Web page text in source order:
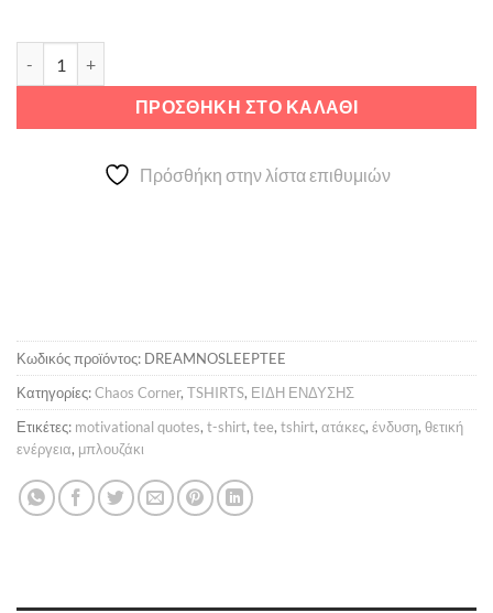
ΠΡΟΣΘΉΚΗ ΣΤΟ ΚΑΛΆΘΙ
Πρόσθήκη στην λίστα επιθυμιών
Κωδικός προϊόντος: DREAMNOSLEEPTEE
Κατηγορίες:Chaos Corner, TSHIRTS, ΕΙΔΗ ΕΝΔΥΣΗΣ
Ετικέτες: motivational quotes, t-shirt, tee, tshirt, ατάκες, ένδυση, θετική
ενέργεια, μπλουζάκι